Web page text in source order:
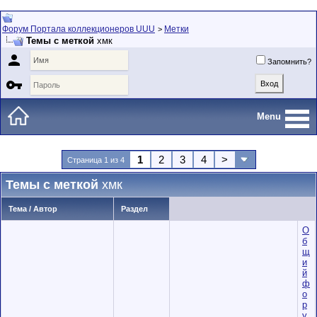
Форум Портала коллекционеров UUU > Метки
Темы с меткой хмк
 Запомнить?

Menu
Страница 1 из 4 1 2 3 4 >
Темы с меткойхмк
Тема / Автор Раздел
О
б
щ
и
й
ф
о
р